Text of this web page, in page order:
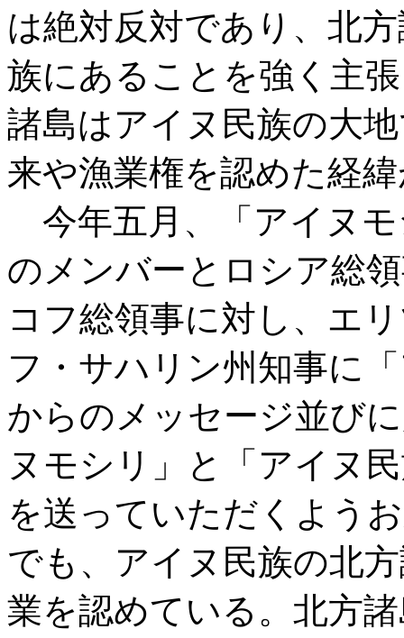
は絶対反対であり、北
族にあることを強く主
諸島はアイヌ民族の大
来や漁業権を認めた経
今年五月、「アイヌ
のメンバーとロシア総
コフ総領事に対し、エ
フ・サハリン州知事に
からのメッセージ並び
ヌモシリ」と「アイヌ
を送っていただくよう
でも、アイヌ民族の北
業を認めている。北方